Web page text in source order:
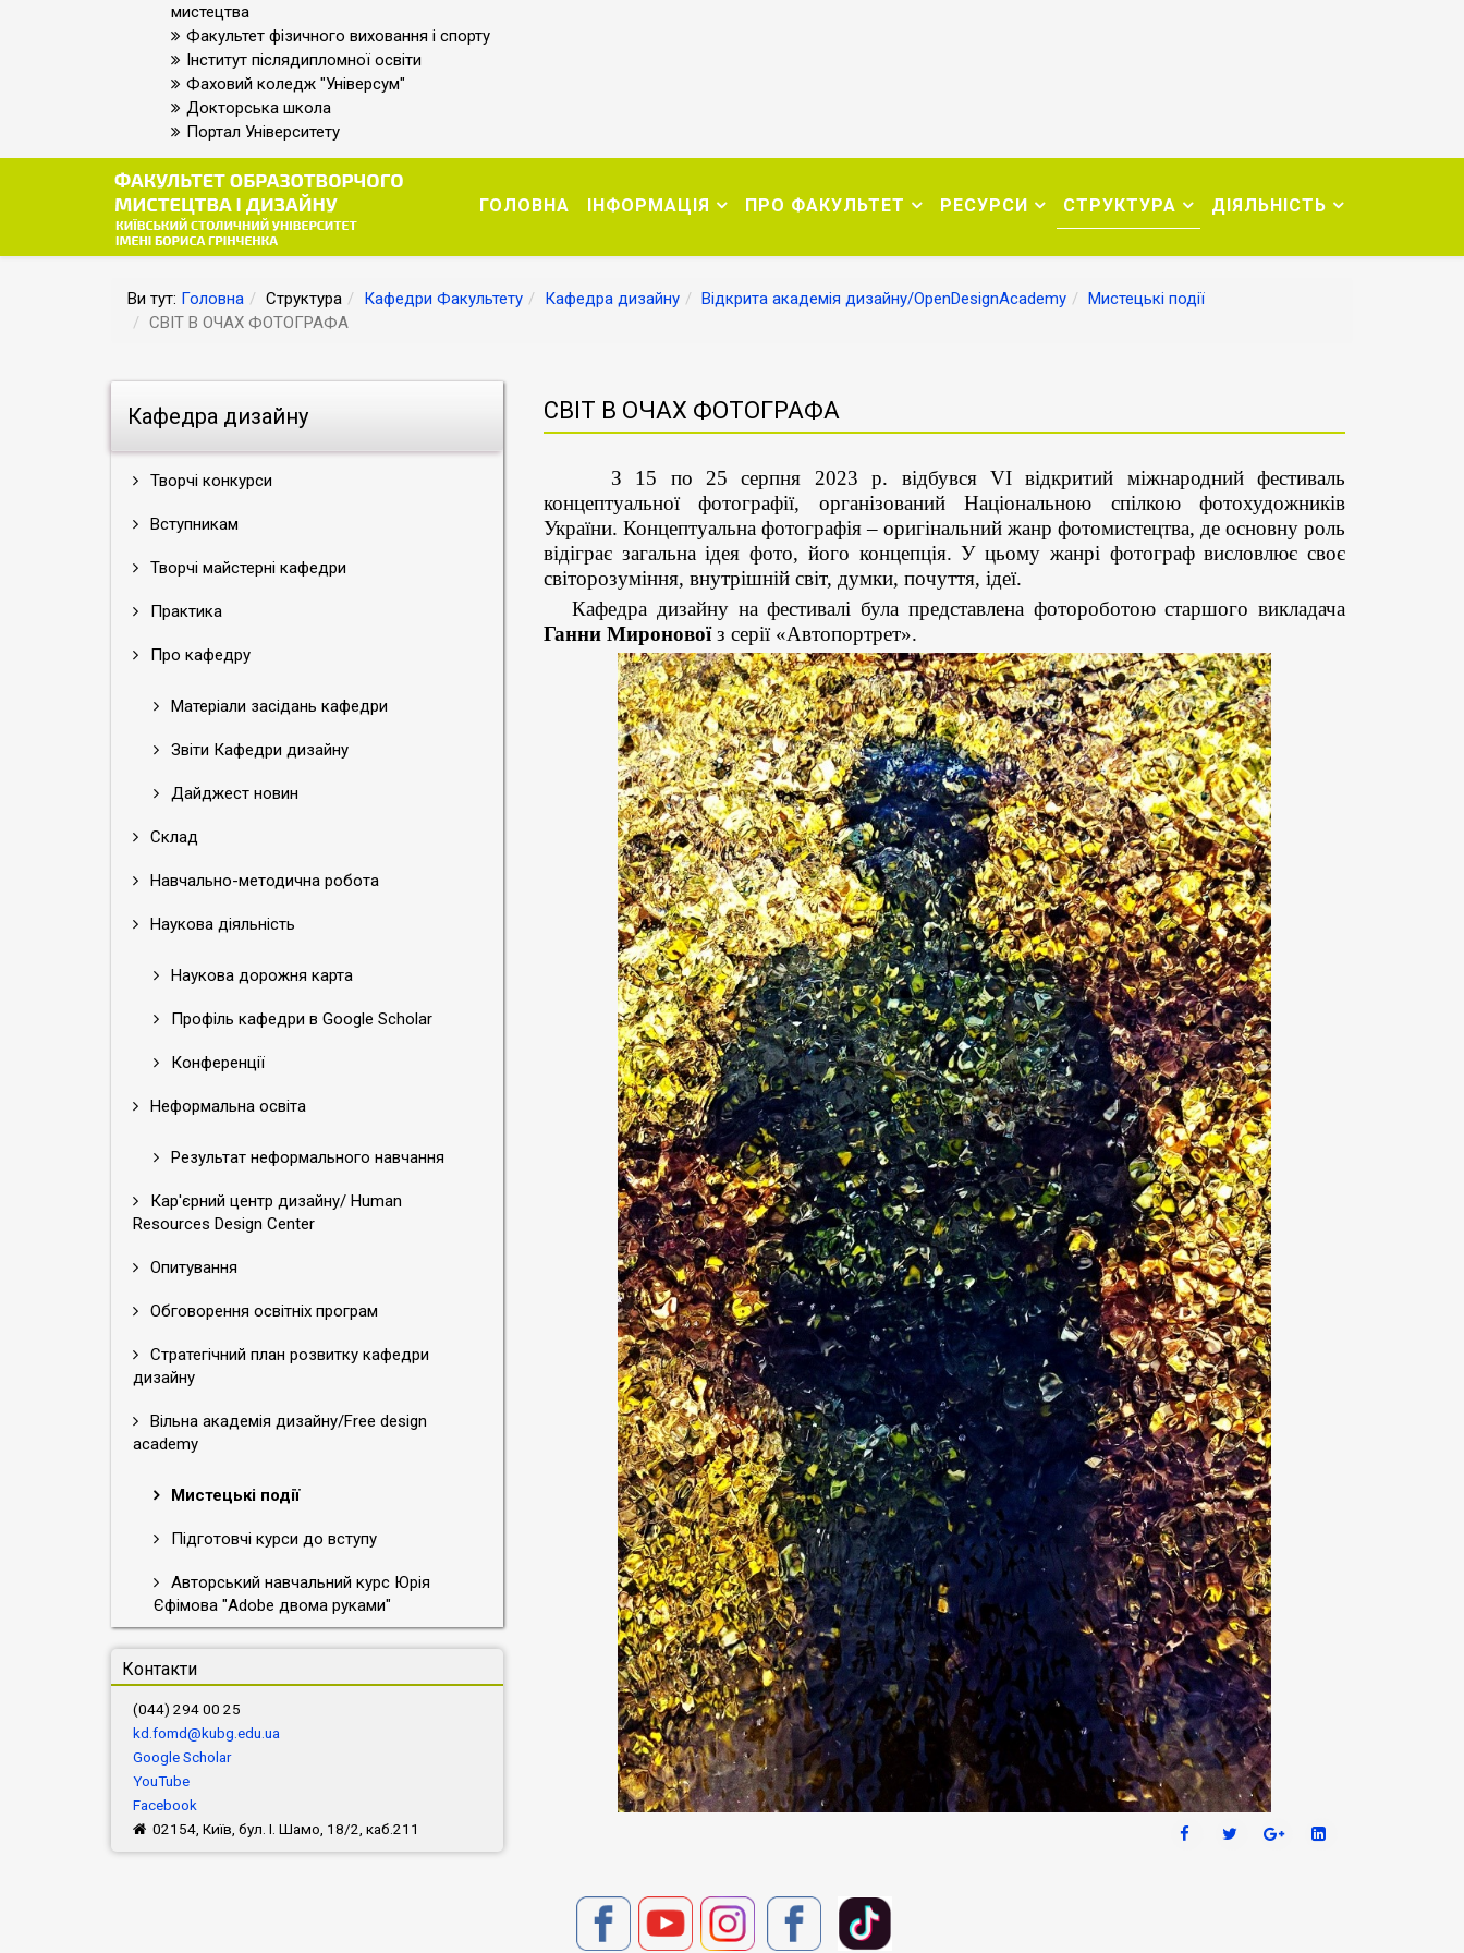
мистецтва
Факультет фізичного виховання і спорту
Інститут післядипломної освіти
Фаховий коледж "Універсум"
Докторська школа
Портал Університету
ГОЛОВНА ІНФОРМАЦІЯ ПРО ФАКУЛЬТЕТ РЕСУРСИ СТРУКТУРА ДІЯЛЬНІСТЬ
Ви тут: Головна Структура Кафедри Факультету Кафедра дизайну Відкрита академія дизайну/OpenDesignAcademy
Мистецькі події
СВІТ В ОЧАХ ФОТОГРАФА
Кафедра дизайну
Творчі конкурси
Вступникам
Творчі майстерні кафедри
Практика
Про кафедру
Матеріали засідань кафедри
Звіти Кафедри дизайну
Дайджест новин
Склад
Навчально-методична робота
Наукова діяльність
Наукова дорожня карта
Профіль кафедри в Google Scholar
Конференції
Неформальна освіта
Результат неформального навчання
Кар'єрний центр дизайну/ Human
Resources Design Center
Опитування
Обговорення освітніх програм
Стратегічний план розвитку кафедри
дизайну
Вільна академія дизайну/Free design
academy
Мистецькі події
Підготовчі курси до вступу
Авторський навчальний курс Юрія
Єфімова "Adobe двома руками"
Контакти
(044) 294 00 25
kd.fomd@kubg.edu.ua
Google Scholar
YouTube
Facebook
02154, Київ, бул. І. Шамо, 18/2, каб.211
СВІТ В ОЧАХ ФОТОГРАФА
З 15 по 25 серпня 2023 р. відбувся VI відкритий міжнародний фестиваль
концептуальної фотографії, організований Національною спілкою фотохудожників
України. Концептуальна фотографія – оригінальний жанр фотомистецтва, де основну роль
відіграє загальна ідея фото, його концепція. У цьому жанрі фотограф висловлює своє
світорозуміння, внутрішній світ, думки, почуття, ідеї.
Кафедра дизайну на фестивалі була представлена фотороботою старшого викладача
Ганни Мироновоїз серії «Автопортрет».